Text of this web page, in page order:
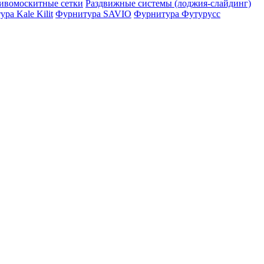
сетки Раздвижные системы (лоджия-слайдинг)
Kale Kilit Фурнитура SAVIO Фурнитура Футурусс